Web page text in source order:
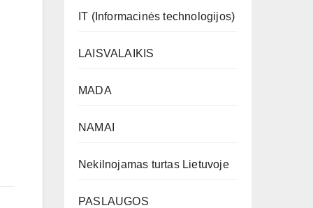
IT (Informacinės technologijos)
LAISVALAIKIS
MADA
NAMAI
Nekilnojamas turtas Lietuvoje
PASLAUGOS